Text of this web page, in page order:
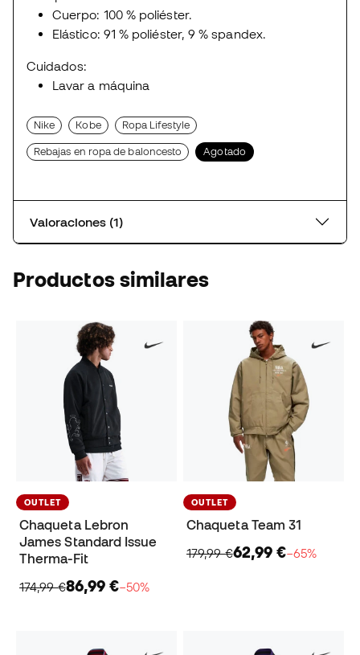
Cuerpo: 100 % poliéster.
Elástico: 91 % poliéster, 9 % spandex.
Cuidados:
Lavar a máquina
Nike Kobe Ropa Lifestyle
Rebajas en ropa de baloncesto Agotado
Valoraciones (1)
Productos similares
OUTLET
Chaqueta Lebron
James Standard Issue
Therma-Fit
174,99 €86,99 €−50%
OUTLET
Chaqueta Team 31
179,99 €62,99 €−65%